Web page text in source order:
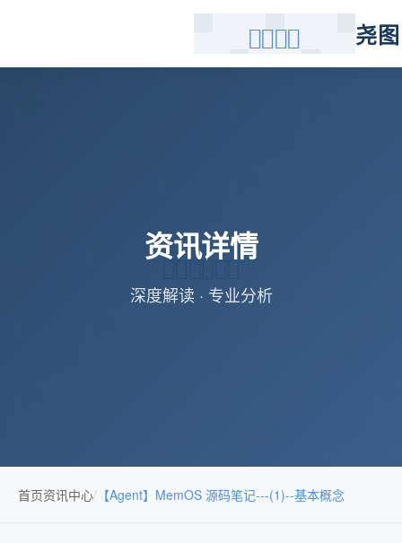
尧
资讯详情
深度解读 · 专业分析
首页资讯中心/ 【Agent】MemOS 源码笔记---(1)--基本概念